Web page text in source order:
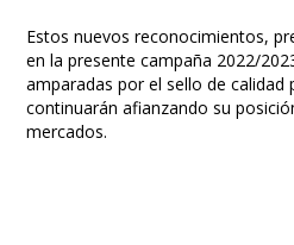
Estos nuevos reconocimientos,
en la presente campaña 2022/
amparadas por el sello de calidad
continuarán afianzando su
mercados.